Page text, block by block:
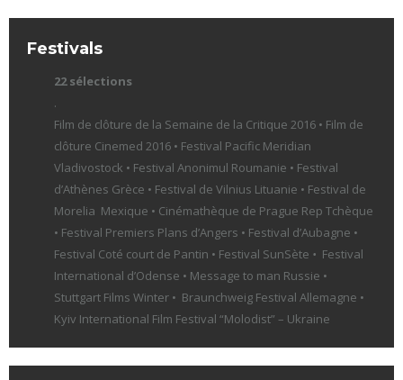
Festivals
22 sélections
.
Film de clôture de la Semaine de la Critique 2016 • Film de
clôture Cinemed 2016 • Festival Pacific Meridian
Vladivostock • Festival Anonimul Roumanie • Festival
d’Athènes Grèce • Festival de Vilnius Lituanie • Festival de
Morelia Mexique • Cinémathèque de Prague Rep Tchèque
• Festival Premiers Plans d’Angers • Festival d’Aubagne •
Festival Coté court de Pantin • Festival SunSète • Festival
International d’Odense • Message to man Russie •
Stuttgart Films Winter • Braunchweig Festival Allemagne •
Kyiv International Film Festival “Molodist” – Ukraine